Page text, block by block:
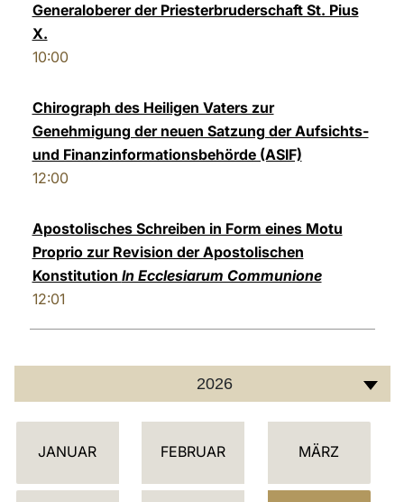
Generaloberer der Priesterbruderschaft St. Pius
X.
10:00
Chirograph des Heiligen Vaters zur
Genehmigung der neuen Satzung der Aufsichts-
und Finanzinformationsbehörde (ASIF)
12:00
Apostolisches Schreiben in Form eines Motu
Proprio zur Revision der Apostolischen
Konstitution In Ecclesiarum Communione
12:01
2026
K
L
JANUAR FEBRUAR MÄRZ